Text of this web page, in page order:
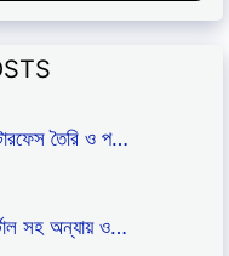
তৈরি ও প…
সহ অন্যায় ও…